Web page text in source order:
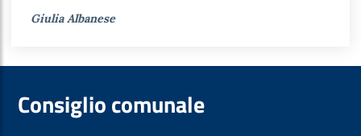
Giulia Albanese
Consiglio comunale